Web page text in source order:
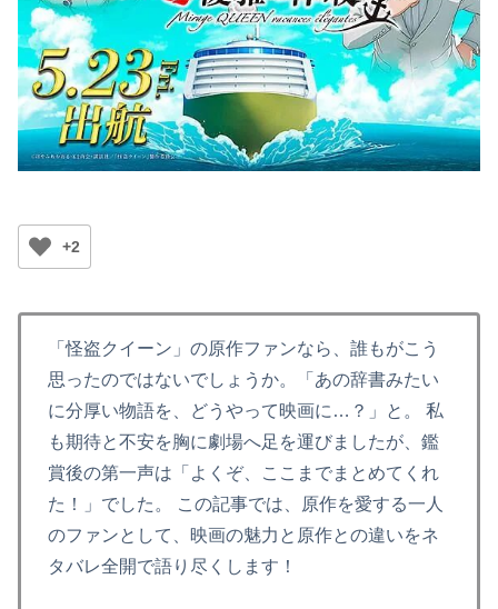
+2
「怪盗クイーン」の原作ファンなら、誰もがこう
思ったのではないでしょうか。「あの辞書みたい
に分厚い物語を、どうやって映画に…？」と。 私
も期待と不安を胸に劇場へ足を運びましたが、鑑
賞後の第一声は「よくぞ、ここまでまとめてくれ
た！」でした。 この記事では、原作を愛する一人
のファンとして、映画の魅力と原作との違いをネ
タバレ全開で語り尽くします！